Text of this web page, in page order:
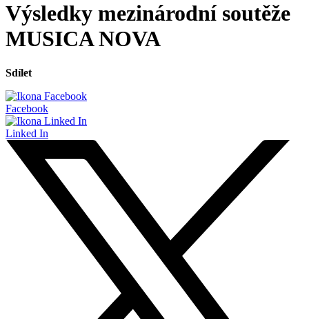
Výsledky mezinárodní soutěže
MUSICA NOVA
Sdílet
Facebook
Linked In